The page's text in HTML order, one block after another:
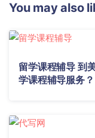
You may also
留学课程辅导 到
学课程辅导服务？